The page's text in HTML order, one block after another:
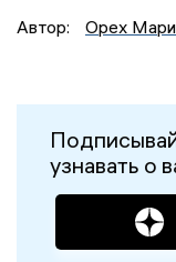
Автор:
Орех
узнавать о